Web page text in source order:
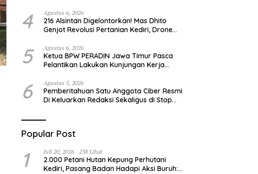
Merah Putih
4 Agustus 6, 2026
216 Alsintan Digelontorkan! Mas Dhito
Genjot Revolusi Pertanian Kediri, Drone
Regenerasi Petani
5 Agustus 6, 2026
Ketua BPW PERADIN Jawa Timur Pasca
Pelantikan Lakukan Kunjungan Kerja
Sinergitas Organisasi
6 Agustus 5, 2026
Pemberitahuan Satu Anggota Ciber Resmi
Di Keluarkan Redaksi Sekaligus di Stop
Popular Post
1 Juli 20, 2026 238 Lihat
2.000 Petani Hutan Kepung Perhutani
Kediri, Pasang Badan Hadapi Aksi Buruh: